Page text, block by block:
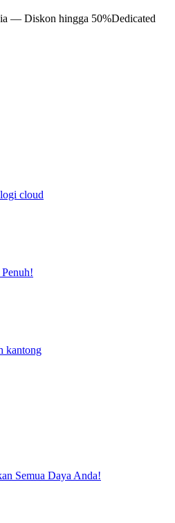
— Diskon hingga 50%Dedicated
cloud
kantong
Semua Daya Anda!